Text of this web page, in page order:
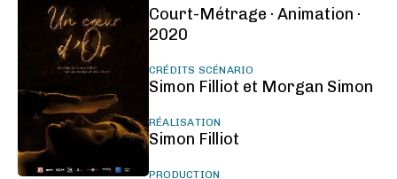
Court-Métrage · Animation ·
2020
CRÉDITS SCÉNARIO
Simon Filliot et Morgan Simon
RÉALISATION
Simon Filliot
PRODUCTION